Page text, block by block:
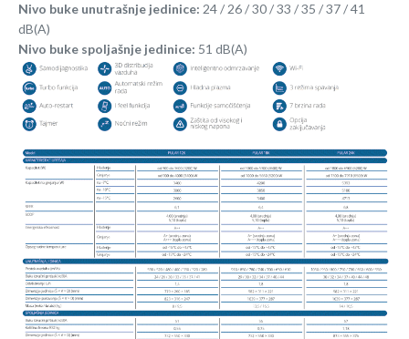
Nivo buke unutrašnje jedinice: 24 / 26 / 30 / 33 / 35 / 37 / 41
dB(A)
Nivo buke spoljašnje jedinice: 51 dB(A)